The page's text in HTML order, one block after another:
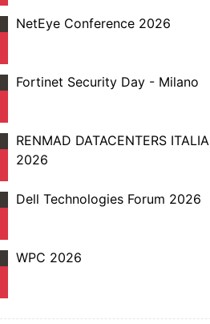
NetEye Conference 2026
Fortinet Security Day - Milano
RENMAD DATACENTERS ITALIA
2026
Dell Technologies Forum 2026
WPC 2026